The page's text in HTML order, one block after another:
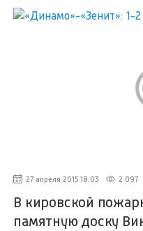
27 апреля 2015 18:03 2 097
В кировской
памятную доску